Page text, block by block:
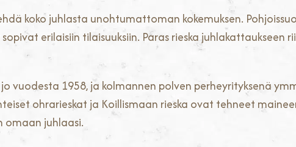
koko juhlasta unohtumattoman kokemuksen.
erilaisiin tilaisuuksiin. Paras rieska juhlakattaukseen
vuodesta 1958, ja kolmannen polven perheyrityksenä
ohrarieskat ja Koillismaan rieska ovat tehneet
omaan juhlaasi.